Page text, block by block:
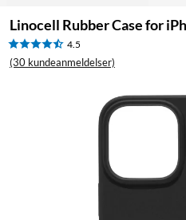
Linocell Rubber Case for
4.5
(30 kundeanmeldelser)